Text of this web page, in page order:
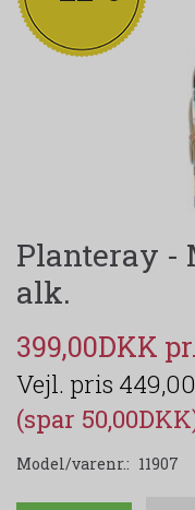
Planteray -
alk.
399,00DKK
(spar
Model/varenr.: 11907